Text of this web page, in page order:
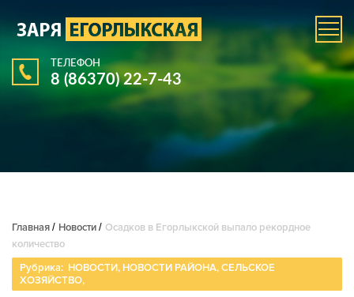
ТЕЛЕФОН
8 (86370) 22-7-43
Главная / Новости / Осадков в Егорлыкской выпало рекордное
количество
Рубрика: НОВОСТИ, НОВОСТИ РАЙОНА,СЕЛЬСКОЕ
ХОЗЯЙСТВО,